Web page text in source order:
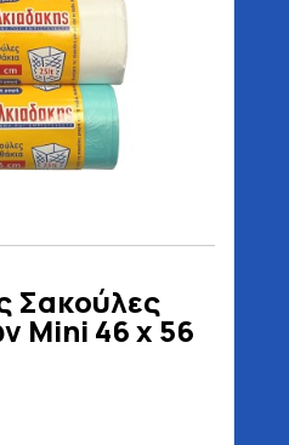
Σακούλες
Mini 46 x 56